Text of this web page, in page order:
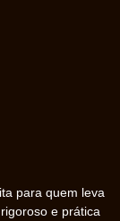
para quem leva
e prática